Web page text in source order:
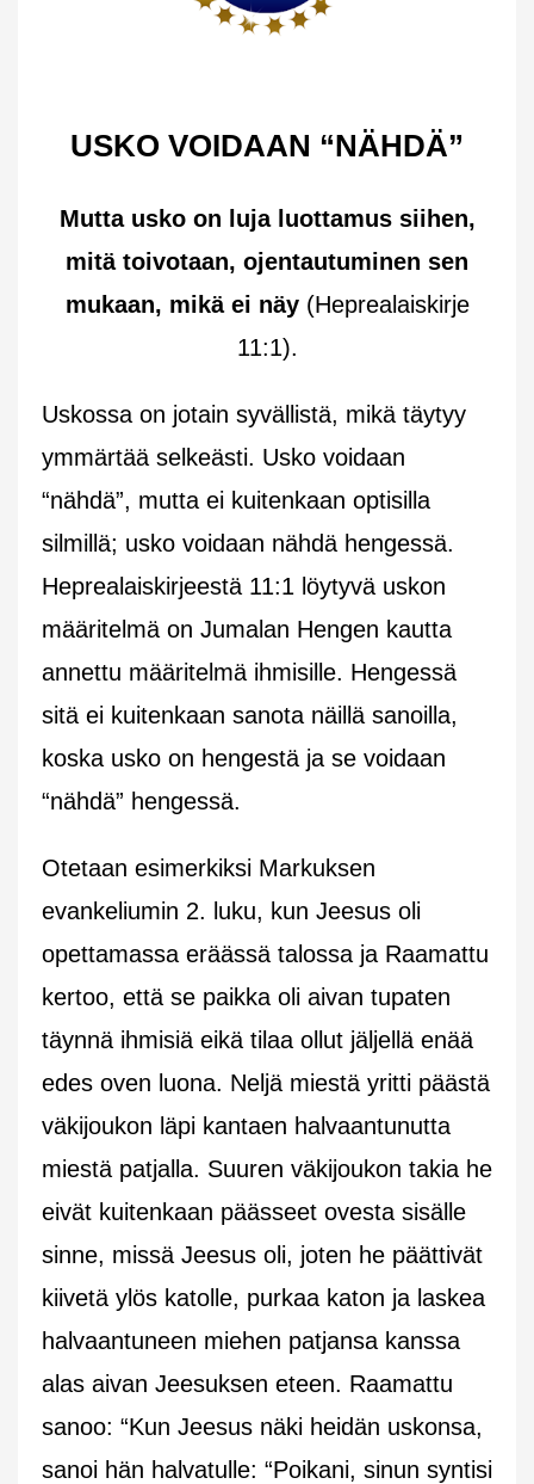
USKO VOIDAAN “NÄHDÄ”
Mutta usko on luja luottamus siihen,
mitä toivotaan, ojentautuminen sen
mukaan, mikä ei näy(Heprealaiskirje
11:1).
Uskossa on jotain syvällistä, mikä täytyy
ymmärtää selkeästi. Usko voidaan
“nähdä”, mutta ei kuitenkaan optisilla
silmillä; usko voidaan nähdä hengessä.
Heprealaiskirjeestä 11:1 löytyvä uskon
määritelmä on Jumalan Hengen kautta
annettu määritelmä ihmisille. Hengessä
sitä ei kuitenkaan sanota näillä sanoilla,
koska usko on hengestä ja se voidaan
“nähdä” hengessä.
Otetaan esimerkiksi Markuksen
evankeliumin 2. luku, kun Jeesus oli
opettamassa eräässä talossa ja Raamattu
kertoo, että se paikka oli aivan tupaten
täynnä ihmisiä eikä tilaa ollut jäljellä enää
edes oven luona. Neljä miestä yritti päästä
väkijoukon läpi kantaen halvaantunutta
miestä patjalla. Suuren väkijoukon takia he
eivät kuitenkaan päässeet ovesta sisälle
sinne, missä Jeesus oli, joten he päättivät
kiivetä ylös katolle, purkaa katon ja laskea
halvaantuneen miehen patjansa kanssa
alas aivan Jeesuksen eteen. Raamattu
sanoo: “Kun Jeesus näki heidän uskonsa,
sanoi hän halvatulle: “Poikani, sinun syntisi